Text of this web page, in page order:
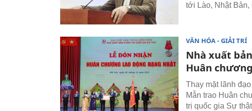
tới Lào, Nhật Bản,
VĂN HÓA - GIẢI TRÍ
Nhà xuất
Huân
Thay mặt lãnh
Mẫn trao Huân
trị quốc gia Sự